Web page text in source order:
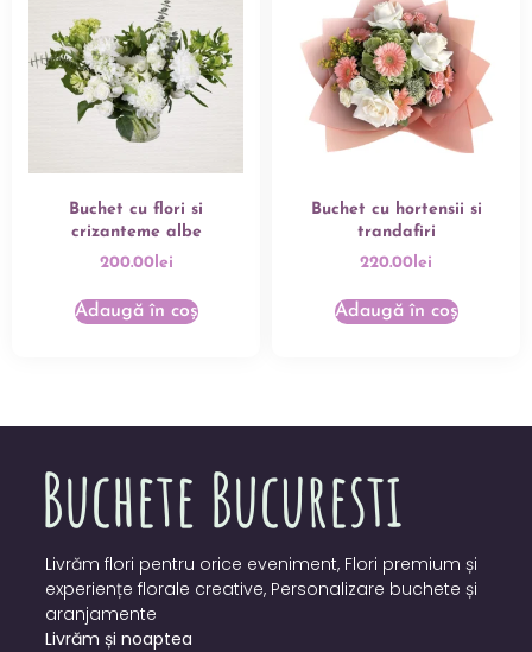
Buchet cu flori si
crizanteme albe
200.00lei
Adaugă în coș
Buchet cu hortensii si
trandafiri
220.00 lei
Adaugă în coș
Livrăm flori pentru orice eveniment, Flori premium și
experiențe florale creative, Personalizare buchete și
aranjamente
Livrăm și noaptea